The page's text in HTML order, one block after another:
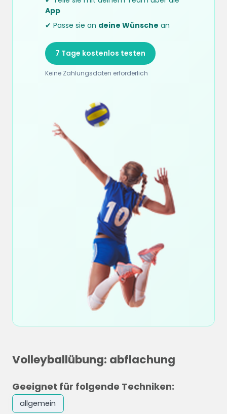
App
✔ Passe sie an deine Wünsche an
7 Tage kostenlos testen
Keine Zahlungsdaten erforderlich
Volleyballübung: abflachung
Geeignet für folgende Techniken:
allgemein